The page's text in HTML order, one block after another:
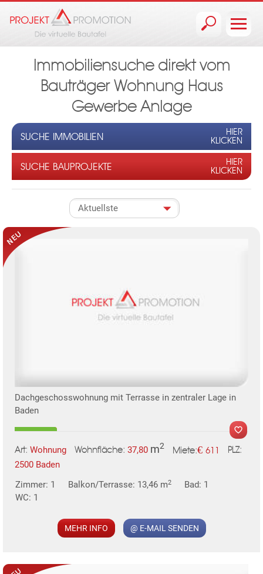
Immobiliensuche direkt vom
Bauträger Wohnung Haus
Gewerbe Anlage
SUCHE IMMOBILIEN
HIER
KLICKEN
SUCHE BAUPROJEKTE
HIER
KLICKEN
Dachgeschosswohnung mit Terrasse in zentraler Lage in
Baden
Art: Wohnung Wohnfläche: 37,80 m2 Miete:€ 611 PLZ:
2500 Baden
Zimmer: 1
Balkon/Terrasse: 13,46 m2
Bad: 1
WC: 1
MEHR INFO @ E-MAIL SENDEN